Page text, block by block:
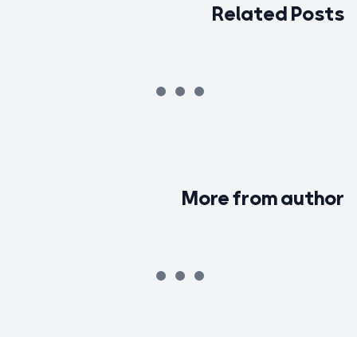
Related Posts
More from author